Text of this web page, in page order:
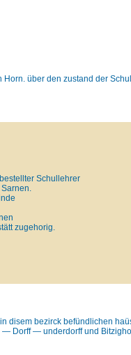
über den zustand der
Schullehrer
zugehorig.
disem bezirck befündlichen
Dorff — underdorff und